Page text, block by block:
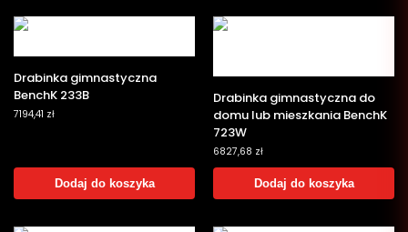
Drabinka gimnastyczna
BenchK 233B
7194,41 zł
Dodaj do koszyka
Drabinka gimnastyczna do
domu lub mieszkania BenchK
723W
6827,68 zł
Dodaj do koszyka